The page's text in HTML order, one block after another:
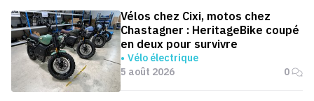
Vélos chez Cixi, motos chez
Chastagner : HeritageBike coupé
en deux pour survivre
Vélo électrique
5 août 2026
0